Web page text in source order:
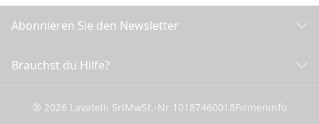
Abonnieren Sie den Newsletter
Brauchst du Hilfe?
Allgemeine Verkaufsbedingungen
® 2026 Lavatelli SrlMwSt.-Nr 10187460018Firmeninfo